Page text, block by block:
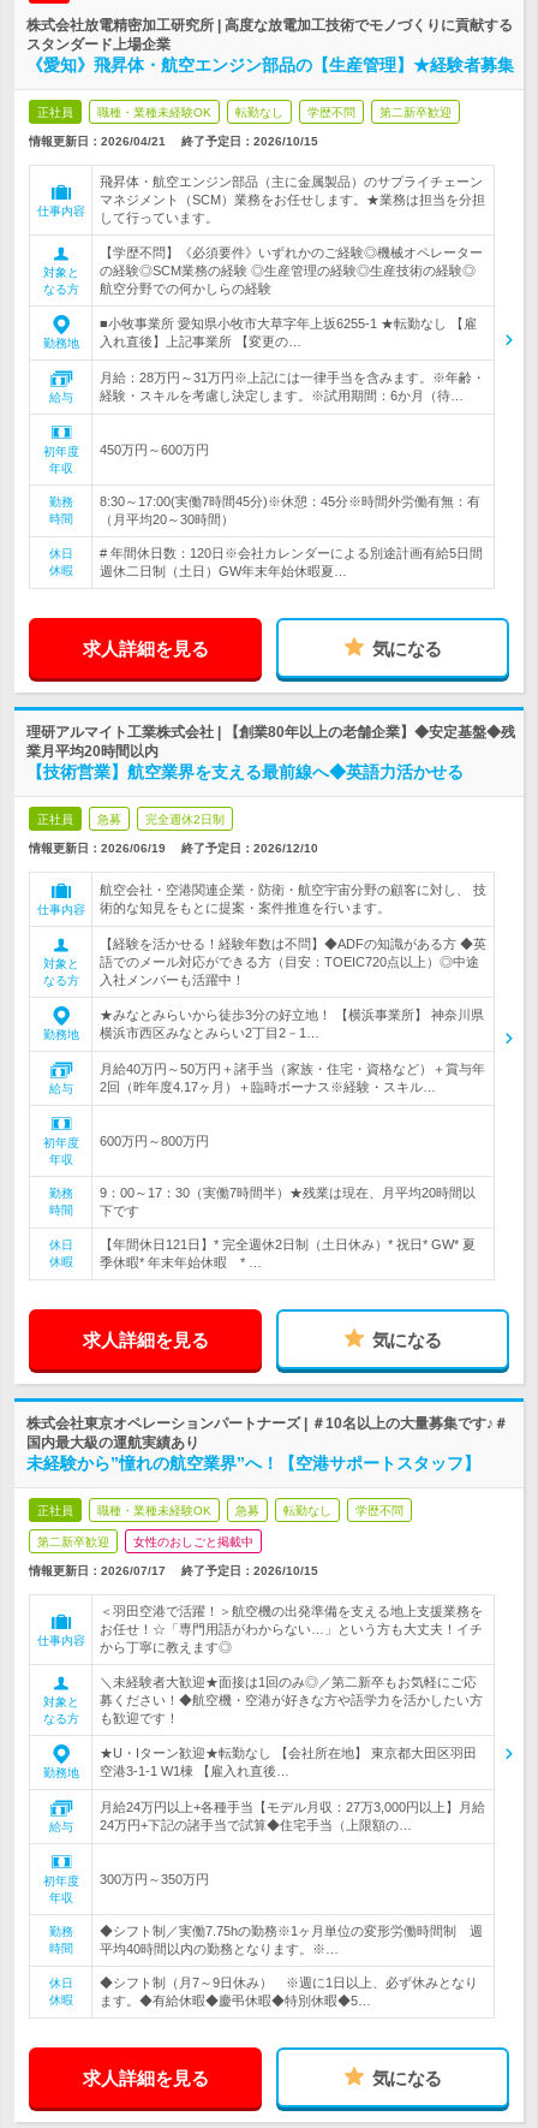
株式会社放電精密加工研究所 | 高度な放電加工技術でモノづくりに貢献する
スタンダード上場企業
《愛知》飛昇体・航空エンジン部品の【生産管理】★経験者募集
正社員 職種・業種未経験OK 転勤なし 学歴不問 第二新卒歓迎
情報更新日：2026/04/21 終了予定日： 2026/10/15
仕事内容
飛昇体・航空エンジン部品（主に金属製品）のサプライチェーン
マネジメント（SCM）業務をお任せします。★業務は担当を分担
して行っています。
対象と
なる方
【学歴不問】《必須要件》いずれかのご経験◎機械オペレーター
の経験◎SCM業務の経験 ◎生産管理の経験◎生産技術の経験◎
航空分野での何かしらの経験
勤務地
■小牧事業所 愛知県小牧市大草字年上坂6255-1 ★転勤なし 【雇
入れ直後】上記事業所 【変更の…
給与
月給：28万円～31万円※上記には一律手当を含みます。※年齢・
経験・スキルを考慮し決定します。※試用期間：6か月（待…
初年度
年収
450万円～600万円
勤務
時間
8:30～17:00(実働7時間45分)※休憩：45分※時間外労働有無：有
（月平均20～30時間）
休日
休暇
# 年間休日数：120日※会社カレンダーによる別途計画有給5日間
週休二日制（土日）GW年末年始休暇夏…
求人詳細を見る 気になる
理研アルマイト工業株式会社 | 【創業80年以上の老舗企業】◆安定基盤◆残
業月平均20時間以内
【技術営業】航空業界を支える最前線へ◆英語力活かせる
正社員 急募 完全週休2日制
情報更新日：2026/06/19 終了予定日： 2026/12/10
仕事内容
航空会社・空港関連企業・防衛・航空宇宙分野の顧客に対し、 技
術的な知見をもとに提案・案件推進を行います。
対象と
なる方
【経験を活かせる！経験年数は不問】◆ADFの知識がある方 ◆英
語でのメール対応ができる方（目安：TOEIC720点以上）◎中途
入社メンバーも活躍中！
勤務地
★みなとみらいから徒歩3分の好立地！ 【横浜事業所】 神奈川県
横浜市西区みなとみらい2丁目2－1…
給与
月給40万円～50万円＋諸手当（家族・住宅・資格など）＋賞与年
2回（昨年度4.17ヶ月）＋臨時ボーナス※経験・スキル…
初年度
年収
600万円～800万円
勤務
時間
9：00～17：30（実働7時間半）★残業は現在、月平均20時間以
下です
休日
休暇
【年間休日121日】* 完全週休2日制（土日休み）* 祝日* GW* 夏
季休暇* 年末年始休暇 * …
求人詳細を見る 気になる
株式会社東京オペレーションパートナーズ | ＃10名以上の大量募集です♪＃
国内最大級の運航実績あり
未経験から”憧れの航空業界”へ！【空港サポートスタッフ】
正社員 職種・業種未経験OK 急募 転勤なし 学歴不問
第二新卒歓迎 女性のおしごと掲載中
情報更新日：2026/07/17 終了予定日： 2026/10/15
仕事内容
＜羽田空港で活躍！＞航空機の出発準備を支える地上支援業務を
お任せ！☆「専門用語がわからない…」という方も大丈夫！イチ
から丁寧に教えます◎
対象と
なる方
＼未経験者大歓迎★面接は1回のみ◎／第二新卒もお気軽にご応
募ください！◆航空機・空港が好きな方や語学力を活かしたい方
も歓迎です！
勤務地
★U・Iターン歓迎★転勤なし 【会社所在地】 東京都大田区羽田
空港3-1-1 W1棟 【雇入れ直後…
給与
月給24万円以上+各種手当【モデル月収：27万3,000円以上】月給
24万円+下記の諸手当で試算◆住宅手当（上限額の…
初年度
年収
300万円～350万円
勤務
時間
◆シフト制／実働7.75hの勤務※1ヶ月単位の変形労働時間制 週
平均40時間以内の勤務となります。※…
休日
休暇
◆シフト制（月7～9日休み） ※週に1日以上、必ず休みとなり
ます。◆有給休暇◆慶弔休暇◆特別休暇◆5…
求人詳細を見る 気になる